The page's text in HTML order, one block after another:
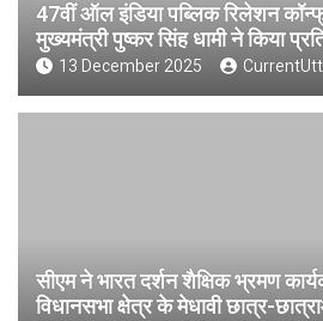
47वीं ऑल इंडिया पब्लिक रिलेशन
मुख्यमंत्री पुष्कर सिंह धामी ने किया
13 December 2025
सीएम ने भारत दर्शन शैक्षिक भ्रमण
विधानसभा क्षेत्र के मेधावी छात्र-